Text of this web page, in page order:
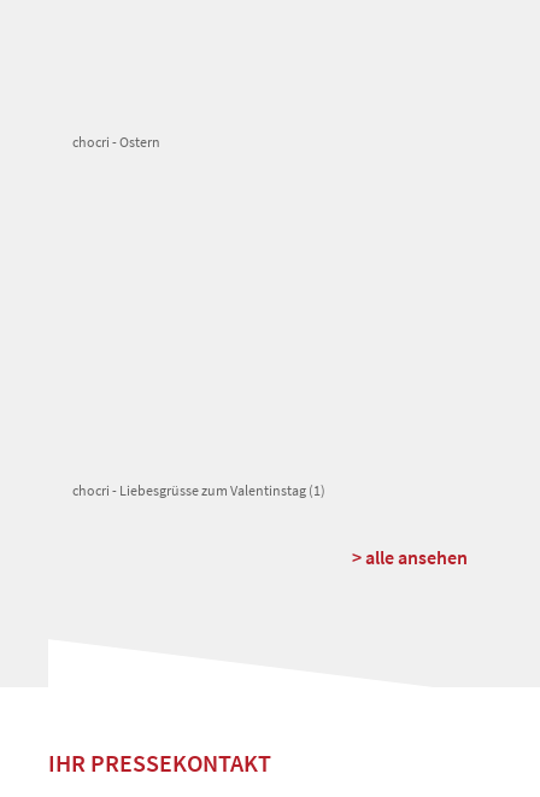
chocri - Ostern
chocri - Liebesgrüsse zum Valentinstag (1)
> alle ansehen
IHR PRESSEKONTAKT